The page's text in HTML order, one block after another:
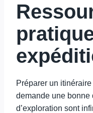
Préparer un
demande une bonne
d’exploration sont